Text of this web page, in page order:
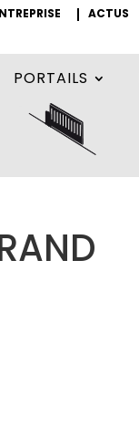
ACTUS
PORTAILS